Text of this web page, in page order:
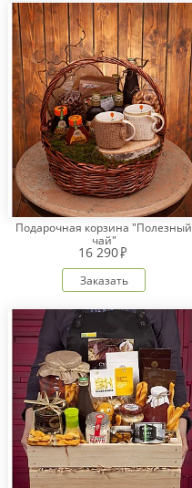
Подарочная корзина "Полезный
чай"
16 290
Заказать